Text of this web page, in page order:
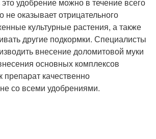
удобрение можно в течение всего
не оказывает отрицательного
культурные растения, а также
другие подкормки. Специалисты
внесение доломитовой муки
основных комплексов
препарат качественно
со всеми удобрениями.